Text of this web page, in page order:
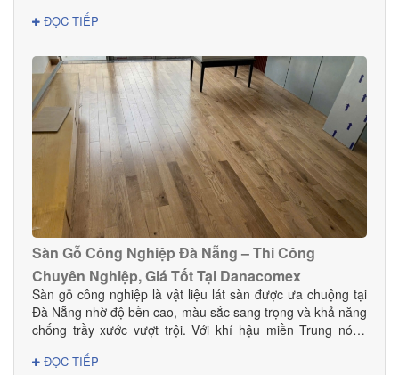
Trong bài viết này, DANACOMEX giới thiệu đến bạn nơi
tại Đà Nẵng.
ĐỌC TIẾP
Sàn Gỗ Công Nghiệp Đà Nẵng – Thi Công
Chuyên Nghiệp, Giá Tốt Tại Danacomex
Sàn gỗ công nghiệp là vật liệu lát sàn được ưa chuộng tại
Đà Nẵng nhờ độ bền cao, màu sắc sang trọng và khả năng
chống trầy xước vượt trội. Với khí hậu miền Trung nóng
gian bền đẹp và hạn chế cong vênh hiệu quả. Tại Đà
ĐỌC TIẾP